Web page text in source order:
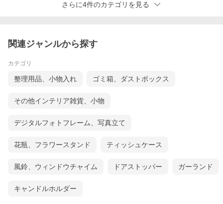
さらに4件のカテゴリを見る
関連ジャンルから探す
カテゴリ
整理用品、小物入れ ゴミ箱、ダストボックス
その他インテリア雑貨、小物
デジタルフォトフレーム、写真立て
花瓶、フラワースタンド ティッシュケース
風鈴、ウィンドウチャイム ドアストッパー ガーランド
キャンドルホルダー